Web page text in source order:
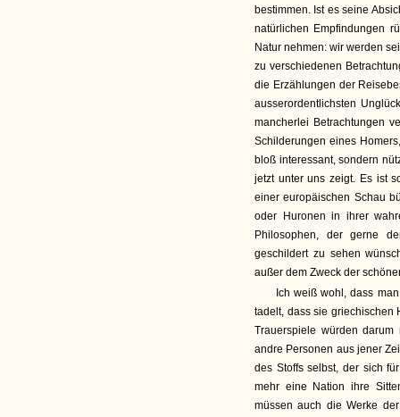
bestimmen. Ist es seine
natürlichen Empfindungen
Natur nehmen: wir werden
zu verschiedenen
die Erzählungen der
ausserordentlichsten
mancherlei Betrachtungen
Schilderungen eines
bloß interessant, sondern
jetzt unter uns zeigt. Es ist
einer europäischen Schau
oder Huronen in ihrer
Philosophen, der gerne
geschildert zu sehen
außer dem Zweck der
Ich weiß wohl, dass
tadelt, dass sie griechischen
Trauerspiele würden
andre Personen aus jener
des Stoffs selbst, der sich
mehr eine Nation ihre
müssen auch die Werke